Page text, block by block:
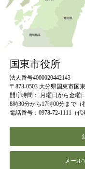
国東市役所
法人番号4000020442143
〒873-0503 大分県国東市国
開庁時間：
月曜日から金曜日
8時30分から17時00分まで（
電話番号：0978-72-1111（代
メール